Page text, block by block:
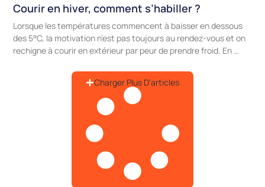
Courir en hiver, comment s’habiller ?
Lorsque les températures commencent à baisser en dessous
des 5°C, la motivation n’est pas toujours au rendez-vous et on
rechigne à courir en extérieur par peur de prendre froid. En …
Charger Plus D'articles